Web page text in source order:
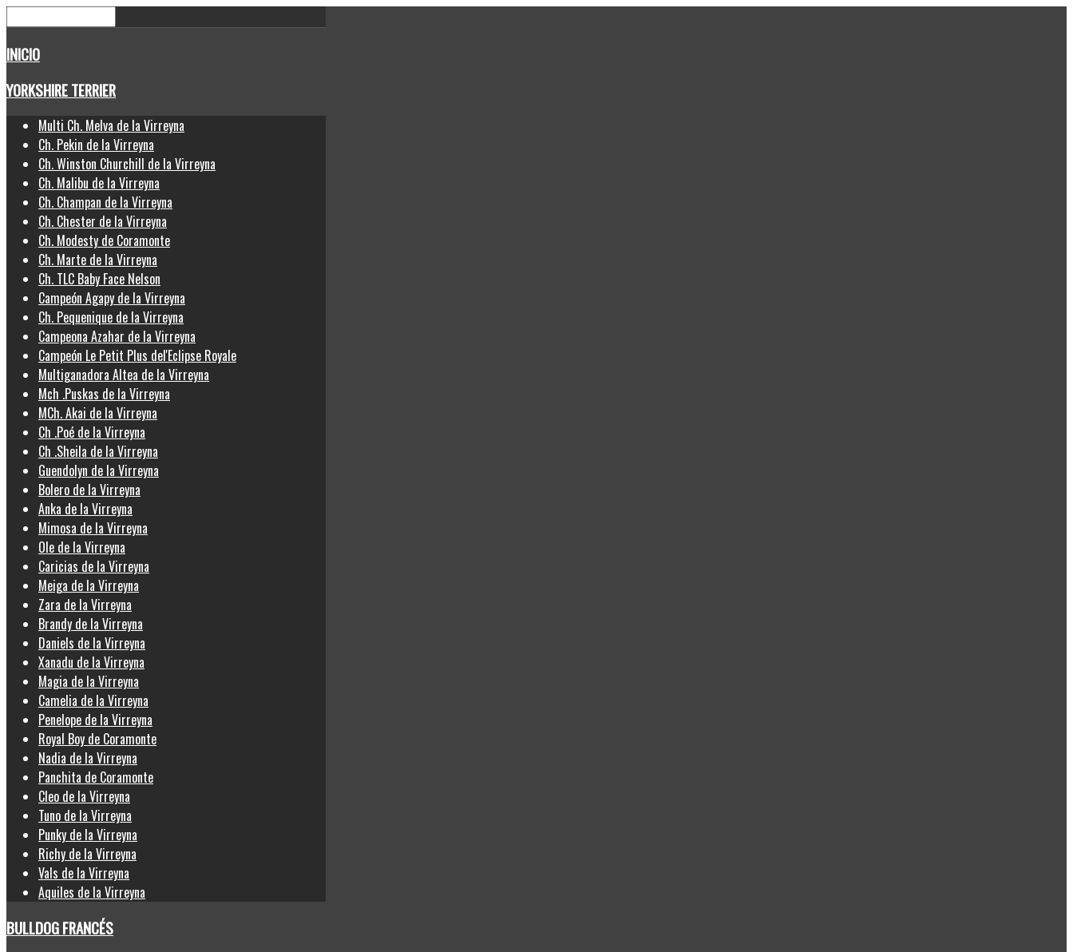
INICIO
YORKSHIRE TERRIER
Multi Ch. Melva de la Virreyna
Ch. Pekin de la Virreyna
Ch. Winston Churchill de la Virreyna
Ch. Malibu de la Virreyna
Ch. Champan de la Virreyna
Ch. Chester de la Virreyna
Ch. Modesty de Coramonte
Ch. Marte de la Virreyna
Ch. TLC Baby Face Nelson
Campeón Agapy de la Virreyna
Ch. Pequenique de la Virreyna
Campeona Azahar de la Virreyna
Campeón Le Petit Plus del'Eclipse Royale
Multiganadora Altea de la Virreyna
Mch .Puskas de la Virreyna
MCh. Akai de la Virreyna
Ch .Poé de la Virreyna
Ch .Sheila de la Virreyna
Guendolyn de la Virreyna
Bolero de la Virreyna
Anka de la Virreyna
Mimosa de la Virreyna
Ole de la Virreyna
Caricias de la Virreyna
Meiga de la Virreyna
Zara de la Virreyna
Brandy de la Virreyna
Daniels de la Virreyna
Xanadu de la Virreyna
Magia de la Virreyna
Camelia de la Virreyna
Penelope de la Virreyna
Royal Boy de Coramonte
Nadia de la Virreyna
Panchita de Coramonte
Cleo de la Virreyna
Tuno de la Virreyna
Punky de la Virreyna
Richy de la Virreyna
Vals de la Virreyna
Aquiles de la Virreyna
BULLDOG FRANCÉS